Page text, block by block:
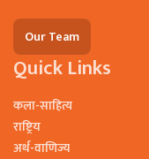
Our Team
Quick Links
कला-साहित्य
राष्ट्रिय
अर्थ-वाणिज्य